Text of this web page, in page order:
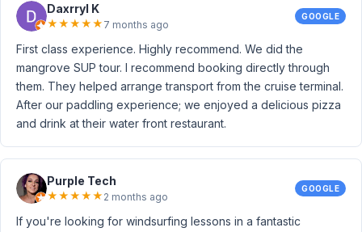
Daxrryl K
★★★★★ 7 months ago
GOOGLE
First class experience. Highly recommend. We did the
mangrove SUP tour. I recommend booking directly through
them. They helped arrange transport from the cruise terminal.
After our paddling experience; we enjoyed a delicious pizza
and drink at their water front restaurant.
Purple Tech
★★★★★ 2 months ago
GOOGLE
If you're looking for windsurfing lessons in a fantastic